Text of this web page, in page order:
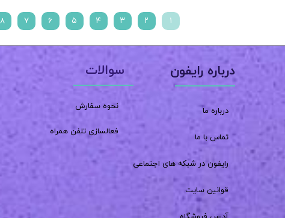
۱ ۲ ۳ ۴ ۵ ۶ ۷ ۸
سوالات
نحوه سفارش
فعالسازی تلفن همراه
درباره رایفون
درباره ما
تماس با ما
رایفون در شبکه های اجتماعی
قوانین سایت